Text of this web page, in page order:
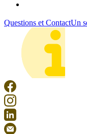
Questions et ContactUn